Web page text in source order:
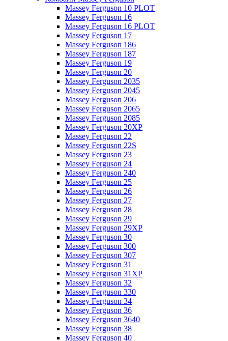
Massey Ferguson 10 PLOT
Massey Ferguson 16
Massey Ferguson 16 PLOT
Massey Ferguson 17
Massey Ferguson 186
Massey Ferguson 187
Massey Ferguson 19
Massey Ferguson 20
Massey Ferguson 2035
Massey Ferguson 2045
Massey Ferguson 206
Massey Ferguson 2065
Massey Ferguson 2085
Massey Ferguson 20XP
Massey Ferguson 22
Massey Ferguson 22S
Massey Ferguson 23
Massey Ferguson 24
Massey Ferguson 240
Massey Ferguson 25
Massey Ferguson 26
Massey Ferguson 27
Massey Ferguson 28
Massey Ferguson 29
Massey Ferguson 29XP
Massey Ferguson 30
Massey Ferguson 300
Massey Ferguson 307
Massey Ferguson 31
Massey Ferguson 31XP
Massey Ferguson 32
Massey Ferguson 330
Massey Ferguson 34
Massey Ferguson 36
Massey Ferguson 3640
Massey Ferguson 38
Massey Ferguson 40